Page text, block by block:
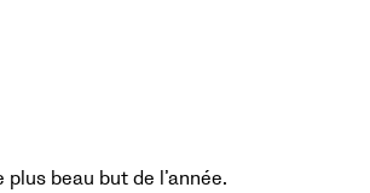
beau but de l’année.